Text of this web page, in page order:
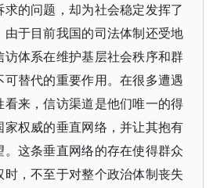
的问题，却为社会稳定发挥了
于目前我国的司法体制还受地
体系在维护基层社会秩序和群
替代的重要作用。在很多遭遇
来，信访渠道是他们唯一的得
权威的垂直网络，并让其抱有
这条垂直网络的存在使得群众
，不至于对整个政治体制丧失